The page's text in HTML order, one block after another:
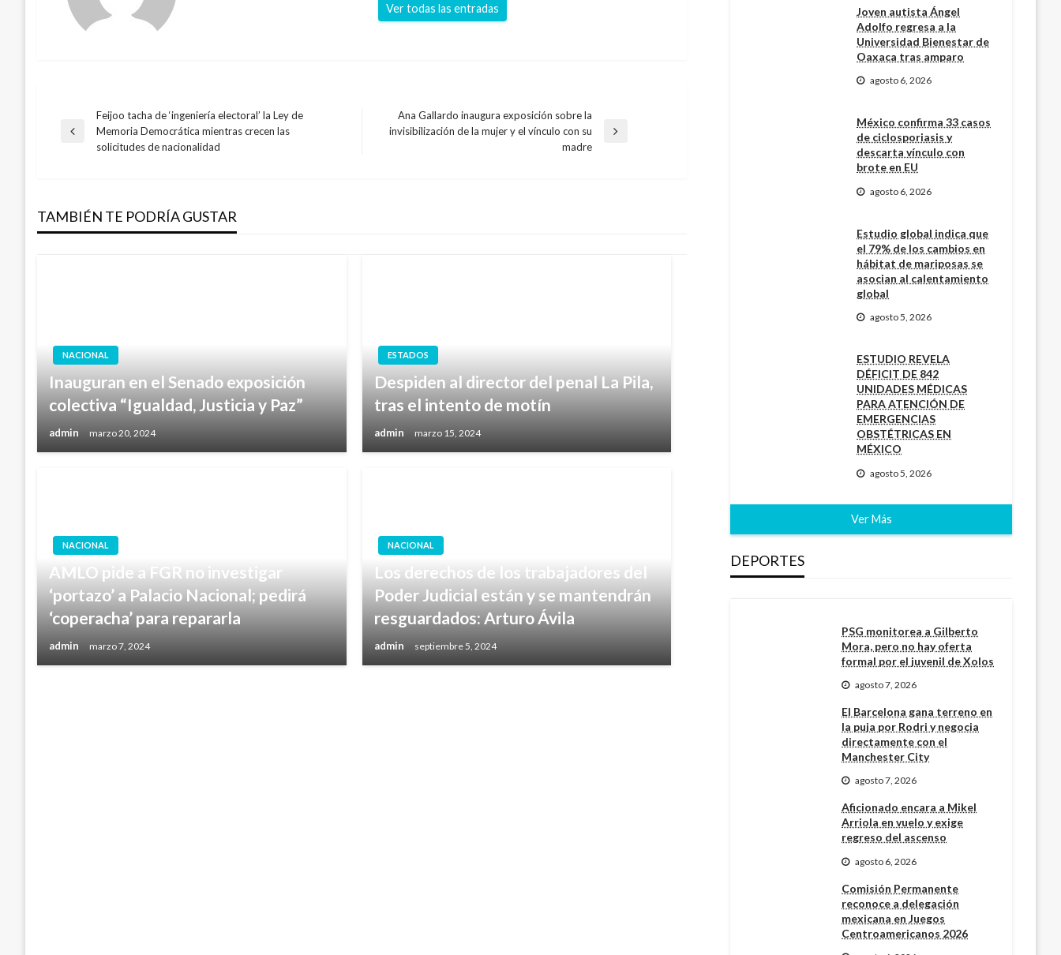
Ver todas las entradas
Navegación
entradas
Entrada
Feijoo tacha de ‘ingeniería electoral’ la Ley de
Memoria Democrática mientras crecen las
solicitudes de nacionalidad
Entrada
Ana Gallardo inaugura exposición sobre la
invisibilización de la mujer y el vínculo con su
madre
TAMBIÉN TE PODRÍA GUSTAR
NACIONAL
Inauguran en el Senado exposición
colectiva “Igualdad, Justicia y Paz”
admin marzo 20, 2024
ESTADOS
Despiden al director del penal La Pila,
tras el intento de motín
admin marzo 15, 2024
NACIONAL
AMLO pide a FGR no investigar
‘portazo’ a Palacio Nacional; pedirá
‘coperacha’ para repararla
admin marzo 7, 2024
NACIONAL
Los derechos de los trabajadores del
Poder Judicial están y se mantendrán
resguardados: Arturo Ávila
admin septiembre 5, 2024
Joven autista Ángel
Adolfo regresa a la
Universidad Bienestar de
Oaxaca tras amparo
agosto 6, 2026
México confirma 33 casos
de ciclosporiasis y
descarta vínculo con
brote en EU
agosto 6, 2026
Estudio global indica que
el 79% de los cambios en
hábitat de mariposas se
asocian al calentamiento
global
agosto 5, 2026
ESTUDIO REVELA
DÉFICIT DE 842
UNIDADES MÉDICAS
PARA ATENCIÓN DE
EMERGENCIAS
OBSTÉTRICAS EN
MÉXICO
agosto 5, 2026
Ver Más
DEPORTES
PSG monitorea a Gilberto
Mora, pero no hay oferta
formal por el juvenil de Xolos
agosto 7, 2026
El Barcelona gana terreno en
la puja por Rodri y negocia
directamente con el
Manchester City
agosto 7, 2026
Aficionado encara a Mikel
Arriola en vuelo y exige
regreso del ascenso
agosto 6, 2026
Comisión Permanente
reconoce a delegación
mexicana en Juegos
Centroamericanos 2026